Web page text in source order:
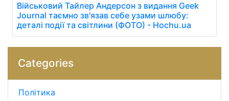
Військовий Тайлер Андерсон з видання Geek
Journal таємно зв'язав себе узами шлюбу:
деталі події та світлини (ФОТО) - Hochu.ua
Categories
Політика